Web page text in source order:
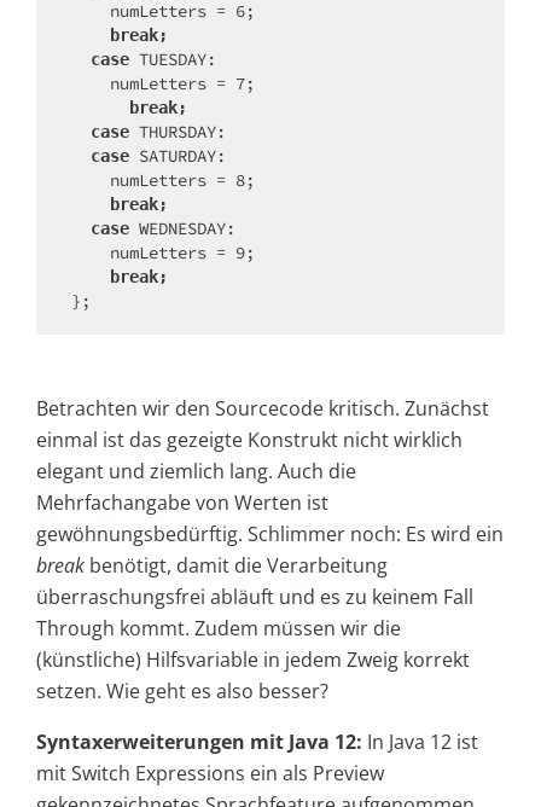
    break;
  case
TUESDAY:
      break;
  case
  case
SATURDAY:
    break;
  case
WEDNESDAY:
    break;
};
Betrachten wir den Sourcecode kritisch. Zunächst
einmal ist das gezeigte Konstrukt nicht wirklich
elegant und ziemlich lang. Auch die
Mehrfachangabe von Werten ist
gewöhnungsbedürftig. Schlimmer noch: Es wird ein
break benötigt, damit die Verarbeitung
überraschungsfrei abläuft und es zu keinem Fall
Through kommt. Zudem müssen wir die
(künstliche) Hilfsvariable in jedem Zweig korrekt
setzen. Wie geht es also besser?
Syntaxerweiterungen mit Java 12: In Java 12 ist
mit Switch Expressions ein als Preview